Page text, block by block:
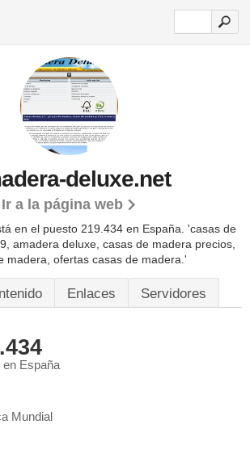
deluxe.net
Ir a la página web
en el puesto 219.434 en España. 'casas de
amadera deluxe, casas de madera precios,
madera, ofertas casas de madera.'
Enlaces Servidores
en España
Mundial